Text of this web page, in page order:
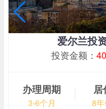
爱尔兰投
投资金额：
办理周期
3-6个月
居
8